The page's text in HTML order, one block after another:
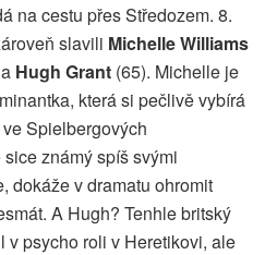
na cestu přes Středozem. 8.
slavili Michelle Williams
Hugh Grant (65). Michelle je
která si pečlivě vybírá
Spielbergových
známý spíš svými
dokáže v dramatu ohromit
A Hugh? Tenhle britský
psycho roli v Heretikovi, ale